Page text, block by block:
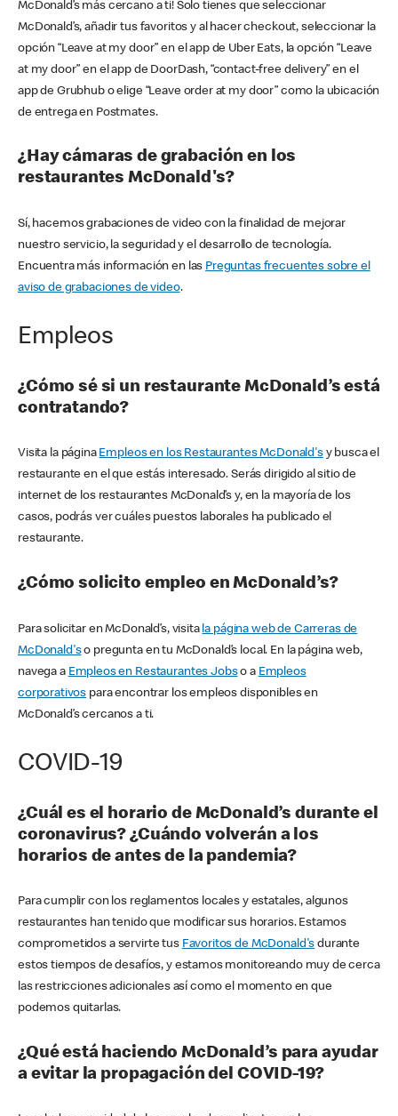
McDonald’s más cercano a ti! Solo tienes que seleccionar
McDonald’s, añadir tus favoritos y al hacer checkout, seleccionar la
opción “Leave at my door” en el app de Uber Eats, la opción “Leave
at my door” en el app de DoorDash, “contact-free delivery” en el
app de Grubhub o elige “Leave order at my door” como la ubicación
de entrega en Postmates.
¿Hay cámaras de grabación en los
restaurantes McDonald's?
Sí, hacemos grabaciones de video con la finalidad de mejorar
nuestro servicio, la seguridad y el desarrollo de tecnología.
Encuentra más información en las Preguntas frecuentes sobre el
aviso de grabaciones de video.
Empleos
¿Cómo sé si un restaurante McDonald’s está
contratando?
Visita la página Empleos en los Restaurantes McDonald'sy busca el
restaurante en el que estás interesado. Serás dirigido al sitio de
internet de los restaurantes McDonald’s y, en la mayoría de los
casos, podrás ver cuáles puestos laborales ha publicado el
restaurante.
¿Cómo solicito empleo en McDonald’s?
Para solicitar en McDonald’s, visita la página web de Carreras de
McDonald'so pregunta en tu McDonald’s local. En la página web,
navega a Empleos en Restaurantes Jobso a Empleos
corporativos para encontrar los empleos disponibles en
McDonald’s cercanos a ti.
COVID-19
¿Cuál es el horario de McDonald’s durante el
coronavirus? ¿Cuándo volverán a los
horarios de antes de la pandemia?
Para cumplir con los reglamentos locales y estatales, algunos
restaurantes han tenido que modificar sus horarios. Estamos
comprometidos a servirte tus Favoritos de McDonald's durante
estos tiempos de desafíos, y estamos monitoreando muy de cerca
las restricciones adicionales así como el momento en que
podemos quitarlas.
¿Qué está haciendo McDonald’s para ayudar
a evitar la propagación del COVID-19?